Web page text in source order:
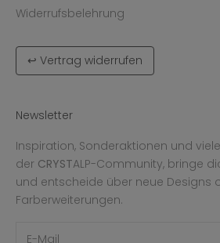
Widerrufsbelehrung
↩ Vertrag widerrufen
Newsletter
Inspiration, Sonderaktionen und
der CRYSTALP-Community, bringe
und entscheide über neue Designs
Farberweiterungen.